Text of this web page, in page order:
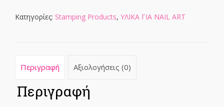
Forest
ποσότητα
Κατηγορίες: Stamping Products, ΥΛΙΚΑ ΓΙΑ NAIL ART
Περιγραφή Αξιολογήσεις (0)
Περιγραφή